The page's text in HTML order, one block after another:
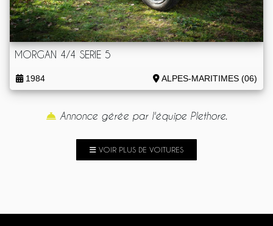
MORGAN 4/4 SERIE 5
1984 ALPES-MARITIMES (06)
Annonce gérée par l'équipe Plethore.
VOIR PLUS DE VOITURES